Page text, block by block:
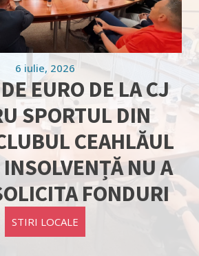
6 iulie, 2026
EURO DE LA CJ
SPORTUL DIN
CEAHLĂUL
NU A
FONDURI
STIRI LOCALE